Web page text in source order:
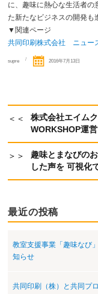
に、趣味に熱心な生活者の
た新たなビジネスの開発も
▼関連ページ
共同印刷株式会社 ニュー
投
supre
投
稿
2016年7月13日
ョ
過
の
投
株式会社エイム
WORKSHOP運
次
投
趣味とまなびの
した声を 可視化
最近の投稿
教室支援事業「趣味なび
知らせ
共同印刷（株）と共同プ